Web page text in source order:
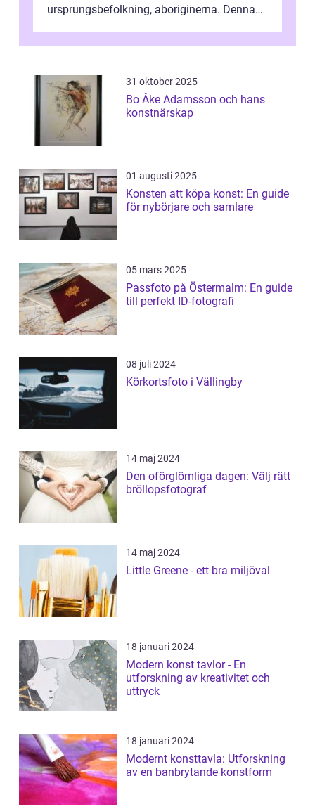
ursprungsbefolkning, aboriginerna. Denna
31 oktober 2025
Bo Åke Adamsson och hans
konstnärskap
01 augusti 2025
Konsten att köpa konst: En guide
för nybörjare och samlare
05 mars 2025
Passfoto på Östermalm: En guide
till perfekt ID-fotografi
08 juli 2024
Körkortsfoto i Vällingby
14 maj 2024
Den oförglömliga dagen: Välj rätt
bröllopsfotograf
14 maj 2024
Little Greene - ett bra miljöval
18 januari 2024
Modern konst tavlor - En
utforskning av kreativitet och
uttryck
18 januari 2024
Modernt konsttavla: Utforskning
av en banbrytande konstform